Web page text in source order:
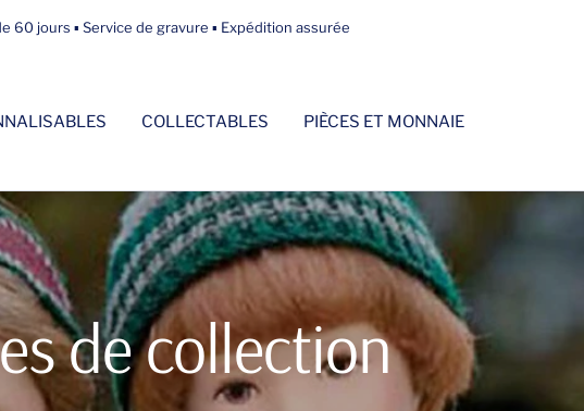
60 jours ▪ Service de gravure ▪ Expédition assurée
COLLECTABLES PIÈCES ET MONNAIE
de collection